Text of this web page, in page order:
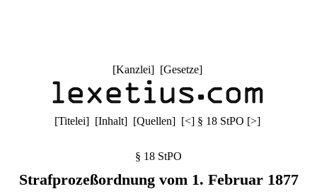
[Kanzlei] [Gesetze]
[Titelei] [Inhalt] [Quellen] [<] § 18 StPO [>]
§ 18 StPO
Strafprozeßordnung vom 1. Februar 1877